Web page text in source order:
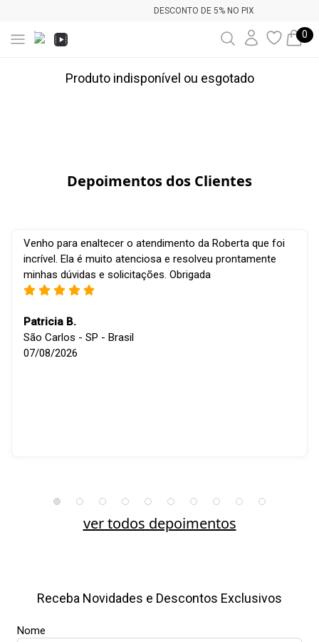
DESCONTO DE 5% NO PIX
0
Produto indisponível ou esgotado
Depoimentos dos Clientes
Venho para enaltecer o atendimento da Roberta que foi
incrível. Ela é muito atenciosa e resolveu prontamente
minhas dúvidas e solicitações. Obrigada
Patricia B.
São Carlos - SP - Brasil
07/08/2026
ver todos depoimentos
Receba Novidades e Descontos Exclusivos
Nome